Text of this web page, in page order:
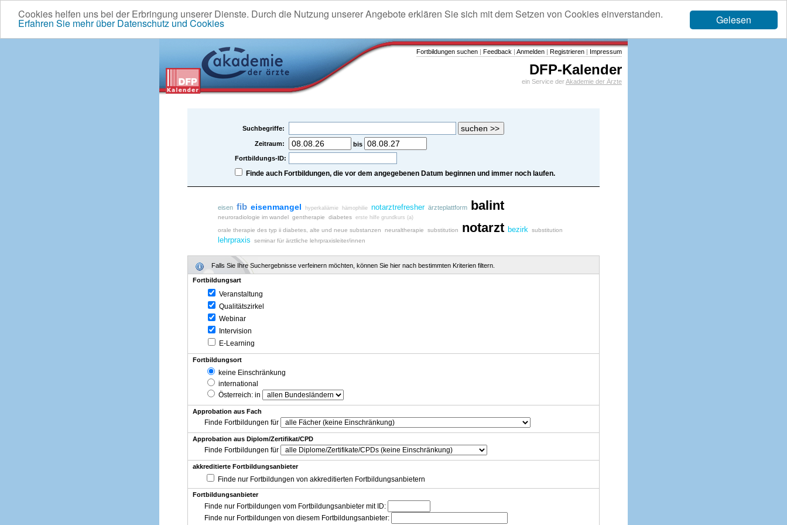
Gelesen
Cookies helfen uns bei der Erbringung unserer Dienste. Durch die Nutzung unserer Angebote erklären Sie sich mit dem Setzen von Cookies einverstanden.
Erfahren Sie mehr über Datenschutz und Cookies
Fortbildungen suchen | Feedback | Anmelden | Registrieren | Impressum
DFP-Kalender
ein Service derAkademie der Ärzte
Suchbegriffe:
Zeitraum:
bis
Fortbildungs-ID:
Finde auch Fortbildungen, die vor dem angegebenen Datum beginnen und immer noch laufen.
eisen fib eisenmangel hyperkaliämie hämophilie notarztrefresher ärzteplattform balint
neuroradiologie im wandel gentherapie diabetes erste hilfe grundkurs (a)
orale therapie des typ ii diabetes, alte und neue substanzen neuraltherapie substitution notarzt bezirk substitution
lehrpraxis seminar für ärztliche lehrpraxisleiter/innen
Falls Sie Ihre Suchergebnisse verfeinern möchten, können Sie hier nach bestimmten Kriterien filtern.
Fortbildungsart
Veranstaltung
Qualitätszirkel
Webinar
Intervision
E-Learning
Fortbildungsort
keine Einschränkung
international
Österreich: in
Approbation aus Fach
Finde Fortbildungen für
Approbation aus Diplom/Zertifikat/CPD
Finde Fortbildungen für
akkreditierte Fortbildungsanbieter
Finde nur Fortbildungen von akkreditierten Fortbildungsanbietern
Fortbildungsanbieter
Finde nur Fortbildungen vom Fortbildungsanbieter mit ID:
Finde nur Fortbildungen von diesem Fortbildungsanbieter: